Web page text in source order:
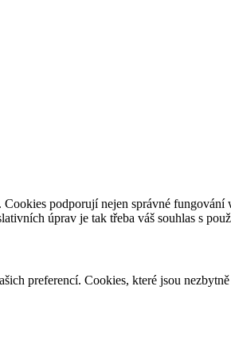
podporují nejen správné
úprav je tak třeba váš souhlas s
preferencí. Cookies, které jsou